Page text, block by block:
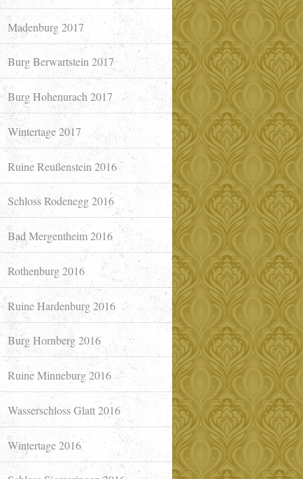
Madenburg 2017
Burg Berwartstein 2017
Burg Hohenurach 2017
Wintertage 2017
Ruine Reußenstein 2016
Schloss Rodenegg 2016
Bad Mergentheim 2016
Rothenburg 2016
Ruine Hardenburg 2016
Burg Hornberg 2016
Ruine Minneburg 2016
Wasserschloss Glatt 2016
Wintertage 2016